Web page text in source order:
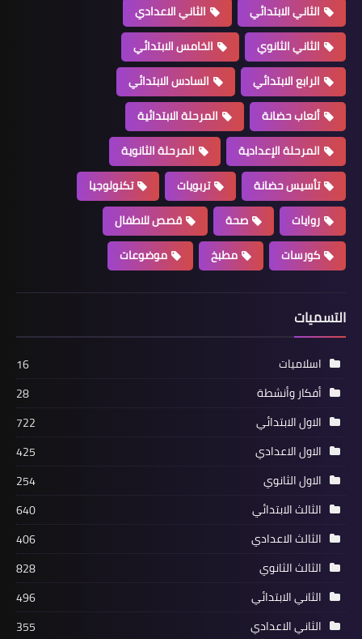
الثاني الابتدائي
الثاني الاعدادي
الثاني الثانوي
الخامس الابتدائي
الرابع الابتدائي
السادس الابتدائي
ألعاب حضانة
المرحلة الابتدائية
المرحلة الإعدادية
المرحلة الثانوية
تأسيس حضانة
تربويات
تكنولوجيا
روايات
صحة
قصص للاطفال
كورسات
مطبخ موضوعات
التسميات
اسلاميات
16
أفكار وأنشطة
28
الاول الابتدائي
722
الاول الاعدادي
425
الاول الثانوي
254
الثالث الابتدائي
640
الثالث الاعدادي
406
الثالث الثانوي
828
الثاني الابتدائي
496
الثاني الاعدادي
355